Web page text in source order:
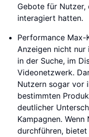
Gebote für
interagiert hatten.
Performance Max-
Anzeigen nicht nur
in der Suche, im
Videonetzwerk.
Nutzern sogar vor
bestimmten
deutlicher
Kampagnen.
durchführen,